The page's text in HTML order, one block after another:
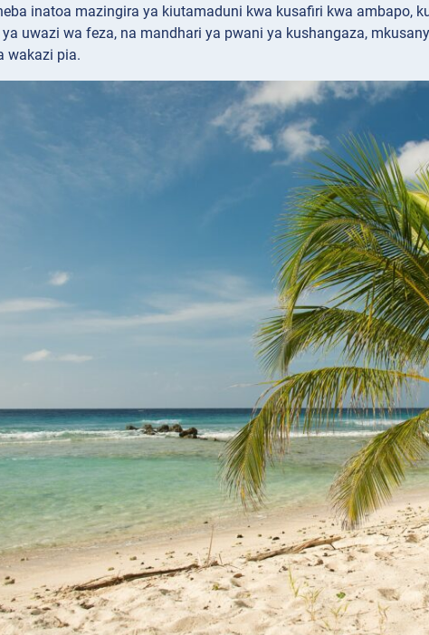
inatoa mazingira ya kiutamaduni kwa kusafiri kwa ambapo,
uwazi wa feza, na mandhari ya pwani ya kushangaza,
wakazi pia.